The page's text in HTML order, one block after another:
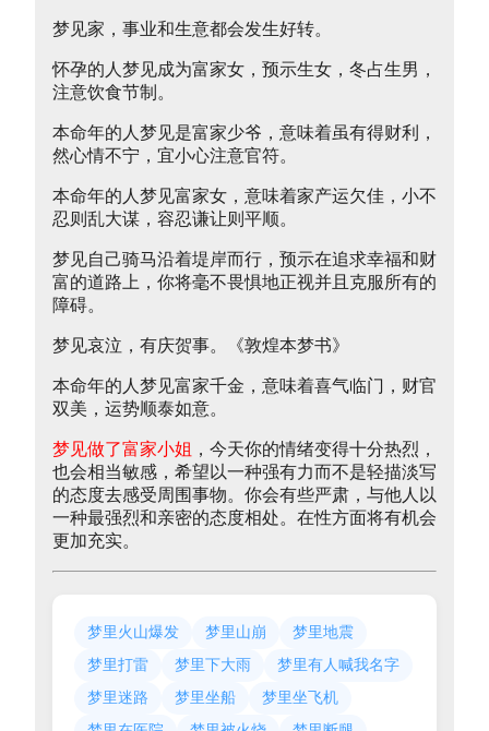
梦见家，事业和生意都会发生好转。
怀孕的人梦见成为富家女，预示生女，冬占生男，
注意饮食节制。
本命年的人梦见是富家少爷，意味着虽有得财利，
然心情不宁，宜小心注意官符。
本命年的人梦见富家女，意味着家产运欠佳，小不
忍则乱大谋，容忍谦让则平顺。
梦见自己骑马沿着堤岸而行，预示在追求幸福和财
富的道路上，你将毫不畏惧地正视并且克服所有的
障碍。
梦见哀泣，有庆贺事。《敦煌本梦书》
本命年的人梦见富家千金，意味着喜气临门，财官
双美，运势顺泰如意。
梦见做了富家小姐 ，今天你的情绪变得十分热烈，
也会相当敏感，希望以一种强有力而不是轻描淡写
的态度去感受周围事物。你会有些严肃，与他人以
一种最强烈和亲密的态度相处。在性方面将有机会
更加充实。
梦里火山爆发 梦里山崩
梦里地震
梦里打雷
梦里下大雨
梦里有人喊我名字
梦里迷路
梦里坐船
梦里坐飞机